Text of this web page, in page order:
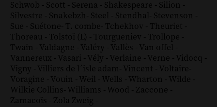
Schwob - Scott - Serena - Shakespeare - Silion -
Silvestre - Snakebzh- Steel - Stendhal- Stevenson -
Sue - Suétone- T. combe- Tchekhov - Theuriet -
Thoreau - Tolstoï (L) - Tourgueniev - Trollope -
Twain - Valdagne - Valéry - Vallès - Van offel -
Vannereux - Vasari - Vély - Verlaine - Verne - Vidocq -
Vigny - Villiers de l´isle adam- Vincent - Voltaire-
Voragine - Vouin - Weil - Wells - Wharton - Wilde -
Wilkie Collins- Williams - Wood - Zaccone -
Zamacoïs - Zola Zweig -